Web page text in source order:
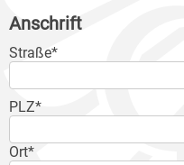
Anschrift
Straße*
PLZ*
Ort*